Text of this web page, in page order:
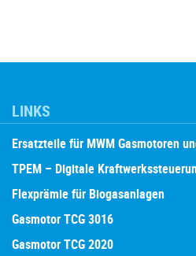
LINKS
Ersatzteile für MWM Gasmotoren
TPEM – Digitale
Flexprämie für Biogasanlagen
Gasmotor TCG 3016
Gasmotor TCG 2020